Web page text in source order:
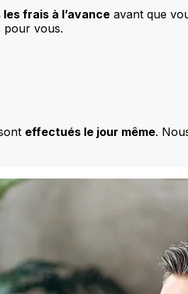
frais à l’avance avant que
pour vous.
effectués le jour même.